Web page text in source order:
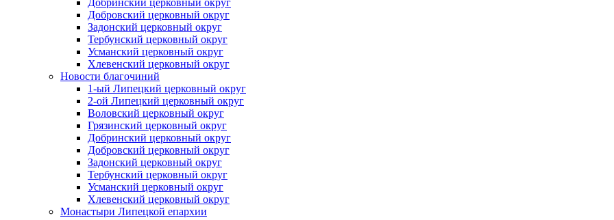
Добринский церковный округ
Добровский церковный округ
Задонский церковный округ
Тербунский церковный округ
Усманский церковный округ
Хлевенский церковный округ
Новости благочиний
1-ый Липецкий церковный округ
2-ой Липецкий церковный округ
Воловский церковный округ
Грязинский церковный округ
Добринский церковный округ
Добровский церковный округ
Задонский церковный округ
Тербунский церковный округ
Усманский церковный округ
Хлевенский церковный округ
Монастыри Липецкой епархии